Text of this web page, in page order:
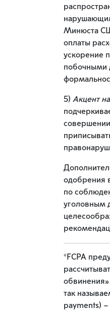
Минюста
оплаты
ускорение
побочными
5) Акцент
одобрения
по
уголовным
*FCPA
так
payments)